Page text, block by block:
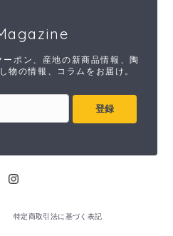
ポン、産地の新商品情報、陶
物の情報、コラムをお届け。
登録
特定商取引法に基づく表記